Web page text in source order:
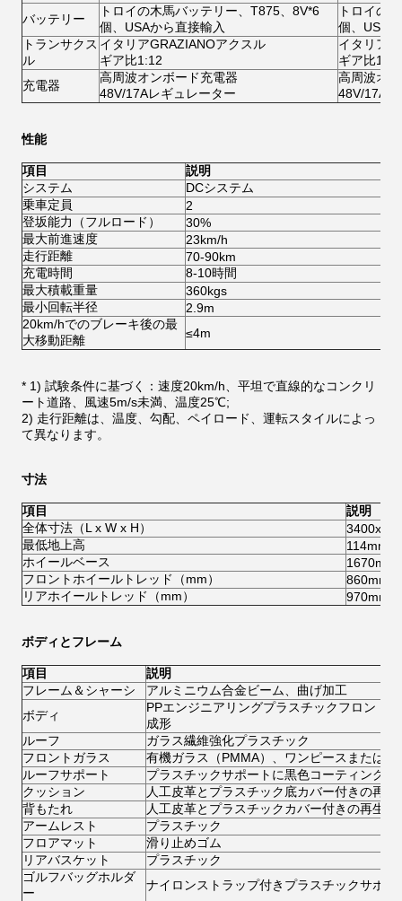
バッテリー
トロイの木馬バッテリー、T875、8V*6
個、USAから直接輸入
トロイの
個、USA
トランサクス
ル
イタリアGRAZIANOアクスル
ギア比1:12
イタリア
ギア比1:16
充電器
高周波オンボード充電器
48V/17Aレギュレーター
高周波オ
48V/17A
性能
項目
説明
システム
DCシステム
乗車定員
2
登坂能力（フルロード）
30%
最大前進速度
23km/h
走行距離
70-90km
充電時間
8-10時間
最大積載重量
360kgs
最小回転半径
2.9m
20km/hでのブレーキ後の最
大移動距離
≤4m
* 1) 試験条件に基づく：速度20km/h、平坦で直線的なコンクリ
ート道路、風速5m/s未満、温度25℃;
2) 走行距離は、温度、勾配、ペイロード、運転スタイルによっ
て異なります。
寸法
項目
説明
全体寸法（L x W x H）
最低地上高
114mm
ホイールベース
1670mm
フロントホイールトレッド（mm）
860mm
リアホイールトレッド（mm）
970mm
ボディとフレーム
項目
説明
フレーム＆シャーシ
アルミニウム合金ビーム、曲げ加工
ボディ
PPエンジニアリングプラスチックフロント
成形
ルーフ
ガラス繊維強化プラスチック
フロントガラス
有機ガラス（PMMA）、ワンピースまたはツ
ルーフサポート
プラスチックサポートに黒色コーティング鋼
クッション
人工皮革とプラスチック底カバー付きの再生
背もたれ
人工皮革とプラスチックカバー付きの再生ス
アームレスト
プラスチック
フロアマット
滑り止めゴム
リアバスケット
プラスチック
ゴルフバッグホルダ
ー
ナイロンストラップ付きプラスチックサポー